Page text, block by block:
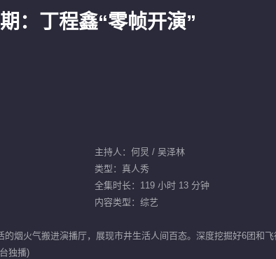
：丁程鑫“零帧开演”
主持人：何炅 / 吴泽林
类型：真人秀
全集时长：119 小时 13 分钟
内容类型：综艺
烟火气搬进演播厅，展现市井生活人间百态。深度挖掘好6团和
独播)